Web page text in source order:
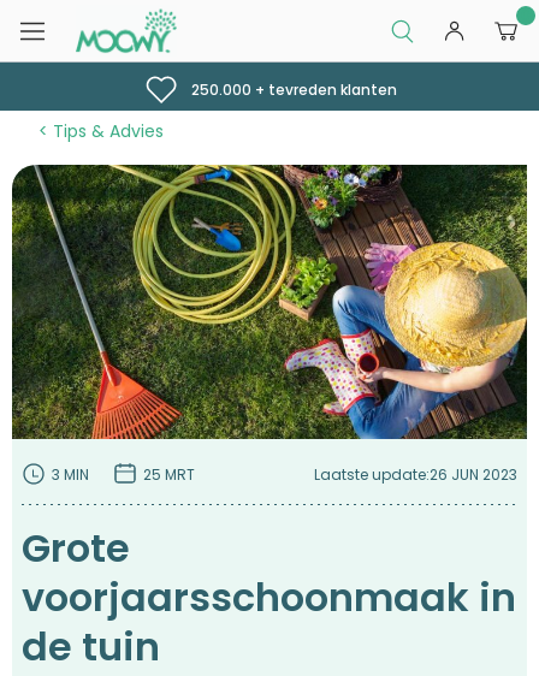
250.000 + tevreden klanten
Tips & Advies
3 MIN 25 MRT Laatste update:26 JUN 2023
Grote
voorjaarsschoonmaak in
de tuin